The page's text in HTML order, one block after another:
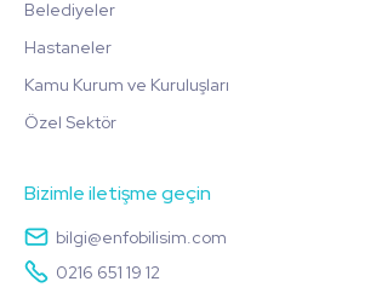
Belediyeler
Hastaneler
Kamu Kurum ve Kuruluşları
Özel Sektör
Bizimle iletişme geçin
bilgi@enfobilisim.com
0216 651 19 12